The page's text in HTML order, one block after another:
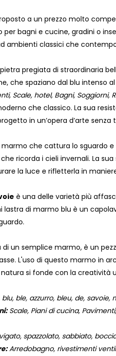
a un prezzo molto
per bagni e cucine, gradini o
ambienti classici che
pregiata di straordinaria
che spaziano dal blu intenso
Scale, hotel, Bagni, Soggiorni,
che classico. La sua
in un’opera d’arte
che cattura lo sguardo e
ricorda i cieli invernali. La
la luce e rifletterla in
è una delle varietà più
lastra di marmo blu è un
un semplice marmo, è un
L'uso di questo marmo in
si fonde con la creatività
ble, azzurro, bleu, de,
Scale, Piani di cucina,
spazzolato, sabbiato,
Arredobagno, rivestimenti